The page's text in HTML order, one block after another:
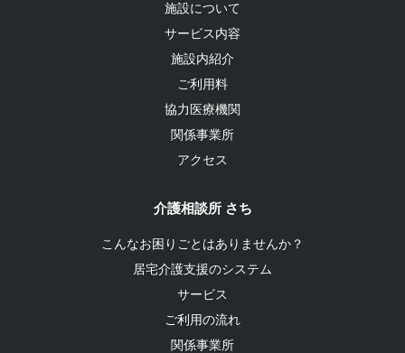
施設について
サービス内容
施設内紹介
ご利用料
協力医療機関
関係事業所
アクセス
介護相談所 さち
こんなお困りごとはありませんか？
居宅介護支援のシステム
サービス
ご利用の流れ
関係事業所